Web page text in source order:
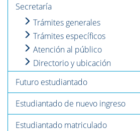
Secretaría
Trámites generales
Trámites específicos
Atención al público
Directorio y ubicación
Futuro estudiantado
Estudiantado de nuevo ingreso
Estudiantado matriculado